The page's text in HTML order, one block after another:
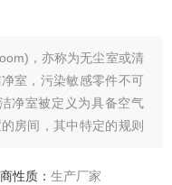
，亦称为无尘室或清
室，污染敏感零件不可
净室被定义为具备空气
房间，其中特定的规则
性质： 生产厂家